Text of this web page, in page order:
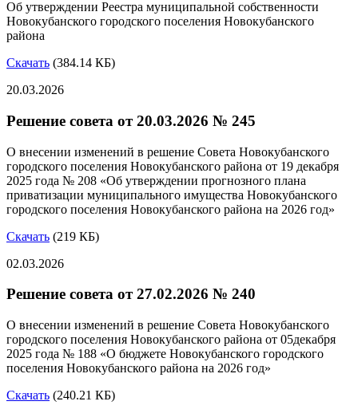
Об утверждении Реестра муниципальной собственности
Новокубанского городского поселения Новокубанского
района
Скачать (384.14 КБ)
20.03.2026
Решение совета от 20.03.2026 № 245
О внесении изменений в решение Совета Новокубанского
городского поселения Новокубанского района от 19 декабря
2025 года № 208 «Об утверждении прогнозного плана
приватизации муниципального имущества Новокубанского
городского поселения Новокубанского района на 2026 год»
Скачать (219 КБ)
02.03.2026
Решение совета от 27.02.2026 № 240
О внесении изменений в решение Совета Новокубанского
городского поселения Новокубанского района от 05декабря
2025 года № 188 «О бюджете Новокубанского городского
поселения Новокубанского района на 2026 год»
Скачать (240.21 КБ)